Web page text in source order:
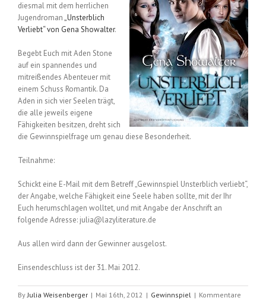
diesmal mit dem herrlichen
Jugendroman„Unsterblich
Verliebt“ von Gena Showalter.
Begebt Euch mit Aden Stone
auf ein spannendes und
mitreißendes Abenteuer mit
einem Schuss Romantik. Da
Aden in sich vier Seelen trägt,
die alle jeweils eigene
Fähigkeiten besitzen, dreht sich
die Gewinnspielfrage um genau diese Besonderheit.
Teilnahme:
Schickt eine E-Mail mit dem Betreff „Gewinnspiel Unsterblich verliebt“,
der Angabe, welche Fähigkeit eine Seele haben sollte, mit der Ihr
Euch herumschlagen wolltet, und mit Angabe der Anschrift an
folgende Adresse: julia@lazyliterature.de
Aus allen wird dann der Gewinner ausgelost.
Einsendeschluss ist der 31. Mai 2012.
ByJulia Weisenberger | Mai 16th, 2012 | Gewinnspiel | Kommentare